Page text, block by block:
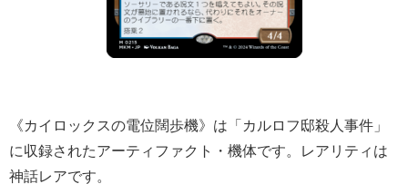
《カイロックスの電位闊歩機》は「カルロフ邸殺人事件」
に収録されたアーティファクト・機体です。レアリティは
神話レアです。